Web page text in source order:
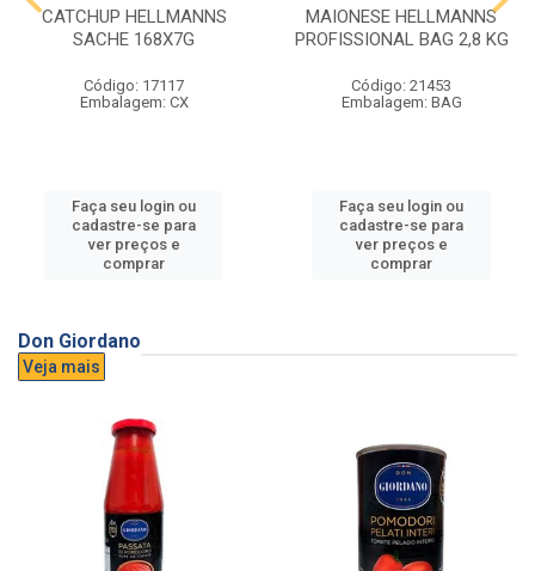
CATCHUP HELLMANNS
SACHE 168X7G
Código: 17117
Embalagem: CX
Faça seu login ou
cadastre-se para
ver preços e
comprar
MAIONESE HELLMANNS
PROFISSIONAL BAG 2,8 KG
Código: 21453
Embalagem: BAG
Faça seu login ou
cadastre-se para
ver preços e
comprar
Don Giordano
Veja mais